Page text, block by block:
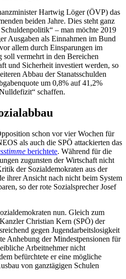
Hartwig Löger (ÖVP) das
beiden Jahre. Dies steht ganz
– man möchte 2019
Ausgaben als Einnahmen im Bund
allem durch Einsparungen im
soll vermehrt in den Bereichen
und Sicherheit investiert werden, so
Abbau der Stanatsschulden
um 0,8% auf 41,2%
schaffen.
schon vor vier Wochen für
als auch die SPÖ attackierten das
berichtete. Während für die
zugunsten der Wirtschaft nicht
der Sozialdemokraten aus der
ihrer Ansicht nach nicht beim System
so der rote Sozialsprecher Josef
nun. Gleich zum
Christian Kern (SPÖ) der
gegen Jugendarbeitslosigkeit
Anhebung der Mindestpensionen für
Arbeitnehmer nicht
befürchtete er eine mögliche
von ganztägigen Schulen